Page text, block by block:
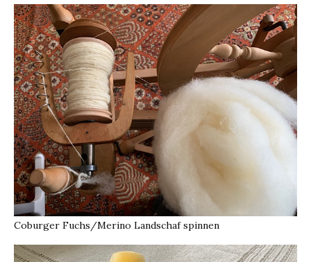
Coburger Fuchs/Merino Landschaf spinnen